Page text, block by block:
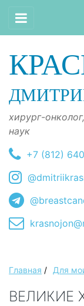
хирург-
наук
+7 (812)
Главная / Для
ВЕЛИКИЕ